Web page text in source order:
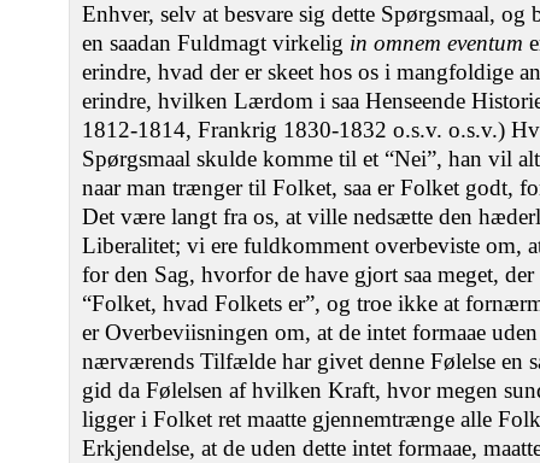
Enhver, selv at besvare sig dette Spørgsmaal, og
en saadan Fuldmagt virkelig in omnem eventum
erindre, hvad der er skeet hos os i mangfoldige
erindre, hvilken Lærdom i saa Henseende
1812-1814, Frankrig 1830-1832 o.s.v. o.s.v.)
Spørgsmaal skulde komme til et “Nei”, han vil
naar man trænger til Folket, saa er Folket godt,
Det være langt fra os, at ville nedsætte den
Liberalitet; vi ere fuldkomment overbeviste om,
for den Sag, hvorfor de have gjort saa meget,
“Folket, hvad Folkets er”, og troe ikke at
er Overbeviisningen om, at de intet formaae
nærværends Tilfælde har givet denne Følelse en
gid da Følelsen af hvilken Kraft, hvor megen
ligger i Folket ret maatte gjennemtrænge alle
Erkjendelse, at de uden dette intet formaae,